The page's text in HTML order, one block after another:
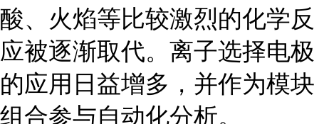
酸、火焰等比较激烈的化学反
应被逐渐取代。离子选择电极
的应用日益增多，并作为模块
组合参与自动化分析。